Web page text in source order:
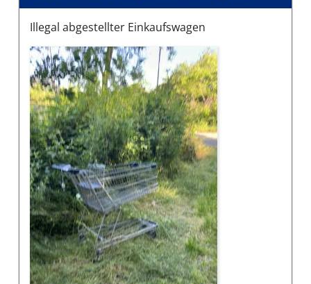
Illegal abgestellter Einkaufswagen
Bilder des Mangels